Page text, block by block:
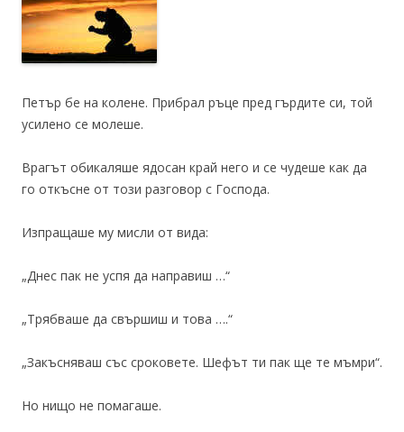
Петър бе на колене. Прибрал ръце пред гърдите си, той
усилено се молеше.
Врагът обикаляше ядосан край него и се чудеше как да
го откъсне от този разговор с Господа.
Изпращаше му мисли от вида:
„Днес пак не успя да направиш …“
„Трябваше да свършиш и това ….“
„Закъсняваш със сроковете. Шефът ти пак ще те мъмри“.
Но нищо не помагаше.